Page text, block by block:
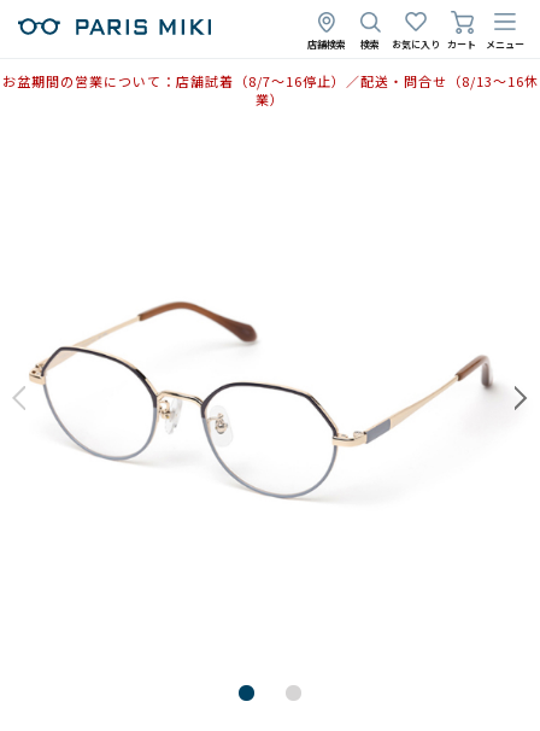
店舗検索 検索 お気に入り カート メニュー
お盆期間の営業について：店舗試着（8/7〜16停止）／配送・問合せ（8/13〜16休
業）